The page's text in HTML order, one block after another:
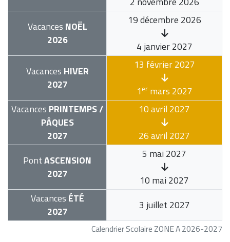
Calendrier Scolaire ZONE A 2026-2027
Vacances NOËL
2026
19 décembre 2026
4 janvier 2027
Vacances HIVER
2027
13 février 2027
1ermars 2027
Vacances PRINTEMPS /
PÂQUES
2027
10 avril 2027
26 avril 2027
PontASCENSION
2027
5 mai 2027
10 mai 2027
Vacances ÉTÉ
2027
3 juillet 2027